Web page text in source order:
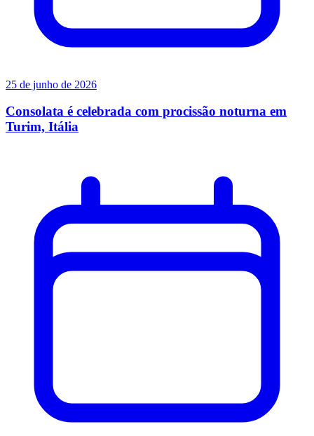
25 de junho de 2026
Consolata é celebrada com procissão noturna em
Turim, Itália